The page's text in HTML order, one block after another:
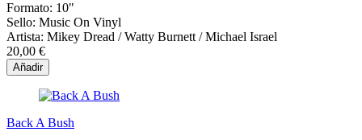
Formato: 10"
Sello: Music On Vinyl
Artista: Mikey Dread / Watty Burnett / Michael Israel
20,00 €
Añadir
Back A Bush